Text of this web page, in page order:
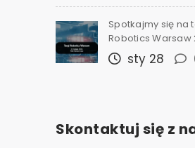
Spotkajmy się na
Robotics Warsaw
sty 28
Skontaktuj się z